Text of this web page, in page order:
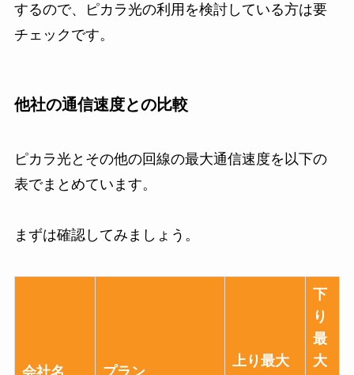
するので、ピカラ光の利用を検討している方は要
チェックです。
他社の通信速度との比較
ピカラ光とその他の回線の最大通信速度を以下の
表でまとめています。
まずは確認してみましょう。
上り最大
下
り
最
大